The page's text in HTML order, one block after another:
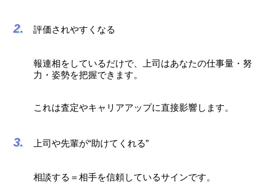
評価されやすくなる
報連相をしているだけで、上司はあなたの仕事量・努
力・姿勢を把握できます。
これは査定やキャリアアップに直接影響します。
上司や先輩が“助けてくれる”
相談する＝相手を信頼しているサインです。